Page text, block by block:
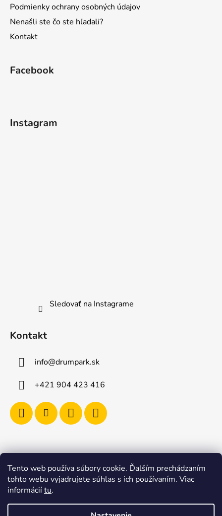
Tento web používa súbory cookie. Ďalším prechádzaním
tohto webu vyjadrujete súhlas s ich používaním. Viac
informáciítu.
Podmienky ochrany osobných údajov
Nenašli ste čo ste hľadali?
Kontakt
Facebook
Instagram
Sledovať na Instagrame
Kontakt
info@drumpark.sk
+421 904 423 416
Navštívte aj e-shop s etnickými hudobnými nástrojmi
Drumbla.sk |
Tento web upravil onRock Design – Upravíme a
naplníme váš e-shop